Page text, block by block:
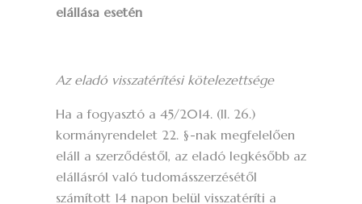
elállása esetén
Az eladó visszatérítési kötelezettsége
Ha a fogyasztó a 45/2014. (II. 26.)
kormányrendelet 22. §-nak megfelelően
eláll a szerződéstől, az eladó legkésőbb az
elállásról való tudomásszerzésétől
számított 14 napon belül visszatéríti a